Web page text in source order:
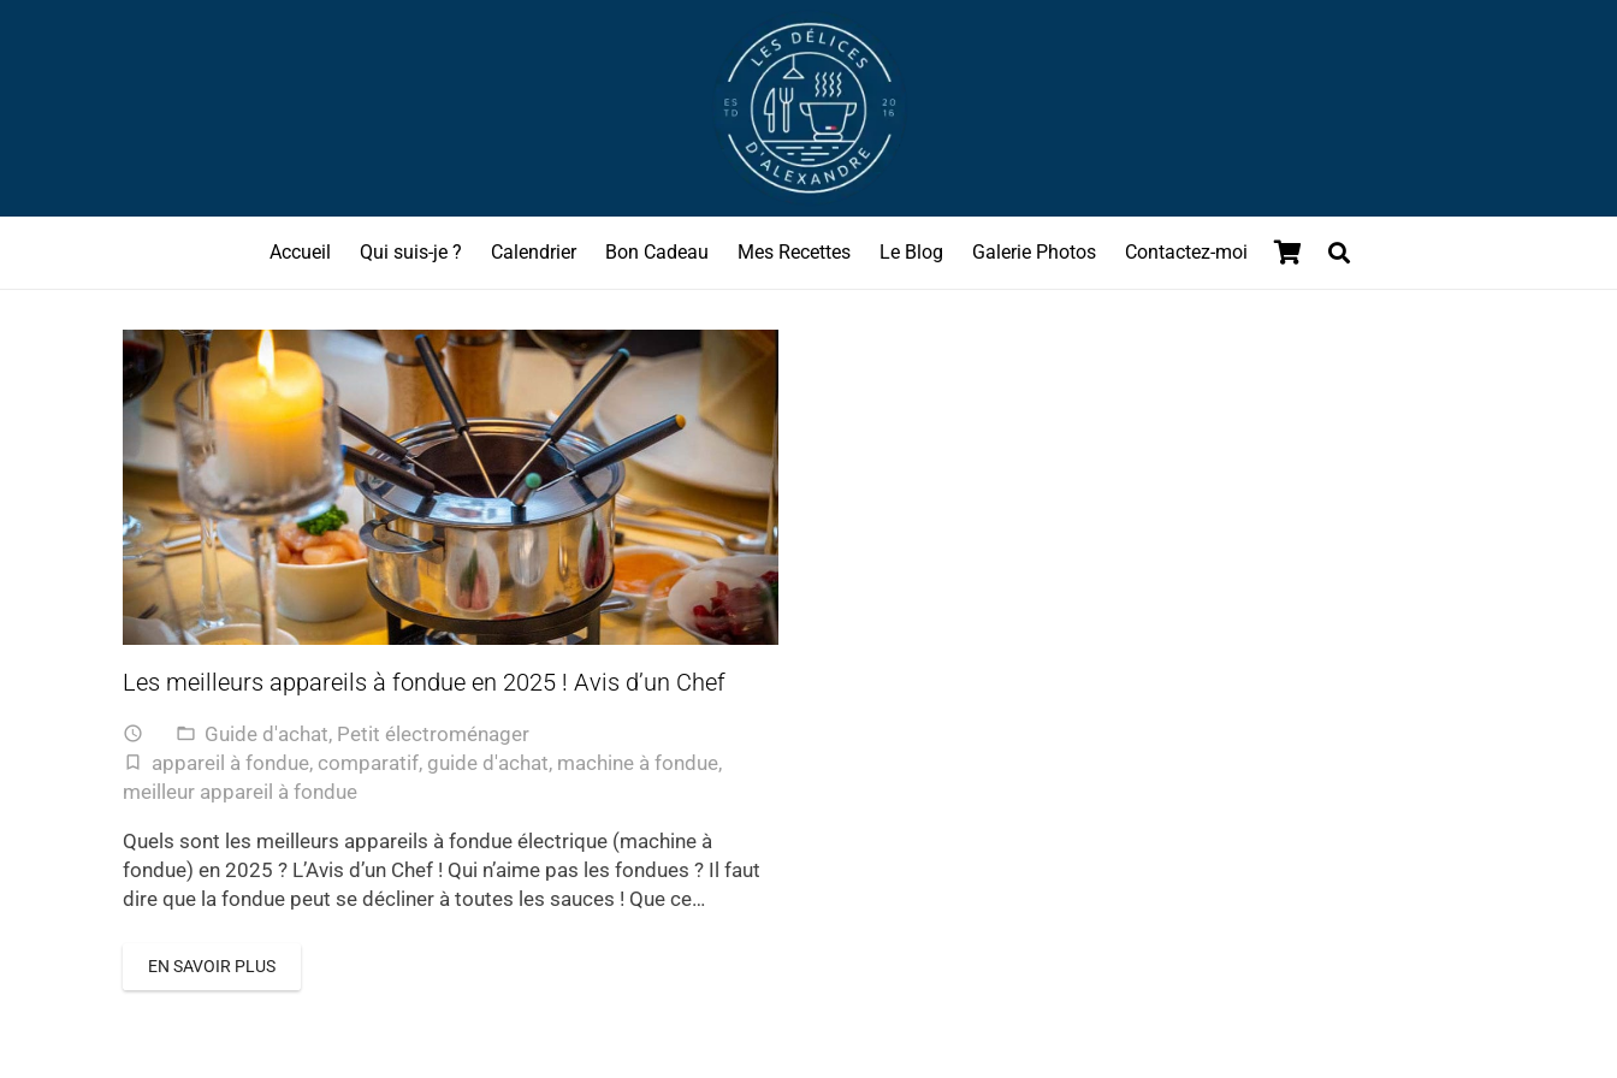
Accueil Qui suis-je ? Calendrier Bon Cadeau Mes Recettes Le Blog Galerie Photos Contactez-moi
Les meilleurs appareils à fondue en 2025 ! Avis d’un Chef
access_time folder_open Guide d'achat, Petit électroménager
turned_in_not appareil à fondue, comparatif, guide d'achat, machine à fondue,
meilleur appareil à fondue
Quels sont les meilleurs appareils à fondue électrique (machine à
fondue) en 2025 ? L’Avis d’un Chef ! Qui n’aime pas les fondues ? Il faut
dire que la fondue peut se décliner à toutes les sauces ! Que ce…
EN SAVOIR PLUS